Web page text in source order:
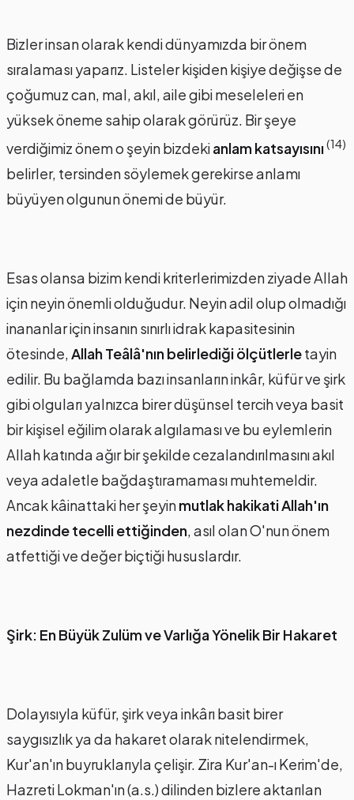
Bizler insan olarak kendi dünyamızda bir önem
sıralaması yaparız. Listeler kişiden kişiye değişse de
çoğumuz can, mal, akıl, aile gibi meseleleri en
yüksek öneme sahip olarak görürüz. Bir şeye
verdiğimiz önem o şeyin bizdekianlam katsayısını(14)
belirler, tersinden söylemek gerekirse anlamı
büyüyen olgunun önemi de büyür.
Esas olansa bizim kendi kriterlerimizden ziyade Allah
için neyin önemli olduğudur. Neyin adil olup olmadığı
inananlar için insanın sınırlı idrak kapasitesinin
ötesinde,Allah Teâlâ'nın belirlediği ölçütlerletayin
edilir. Bu bağlamda bazı insanların inkâr, küfür ve şirk
gibi olguları yalnızca birer düşünsel tercih veya basit
bir kişisel eğilim olarak algılaması ve bu eylemlerin
Allah katında ağır bir şekilde cezalandırılmasını akıl
veya adaletle bağdaştıramaması muhtemeldir.
Ancak kâinattaki her şeyinmutlak hakikati Allah'ın
nezdinde tecelli ettiğinden, asıl olan O'nun önem
atfettiği ve değer biçtiği hususlardır.
Şirk: En Büyük Zulüm ve Varlığa Yönelik Bir Hakaret
Dolayısıyla küfür, şirk veya inkârı basit birer
saygısızlık ya da hakaret olarak nitelendirmek,
Kur'an'ın buyruklarıyla çelişir. Zira Kur'an-ı Kerim'de,
Hazreti Lokman'ın (a.s.) dilinden bizlere aktarılan